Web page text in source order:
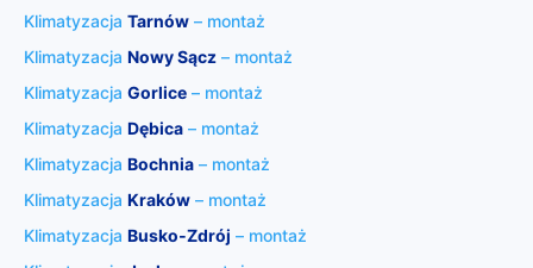
Klimatyzacja Tarnów – montaż
Klimatyzacja Nowy Sącz – montaż
Klimatyzacja Gorlice – montaż
Klimatyzacja Dębica – montaż
Klimatyzacja Bochnia – montaż
Klimatyzacja Kraków – montaż
Klimatyzacja Busko‑Zdrój – montaż